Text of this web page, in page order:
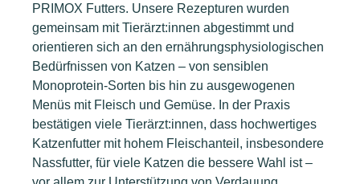
PRIMOX Futters. Unsere Rezepturen wurden
gemeinsam mit Tierärzt:innen abgestimmt und
orientieren sich an den ernährungsphysiologischen
Bedürfnissen von Katzen – von sensiblen
Monoprotein-Sorten bis hin zu ausgewogenen
Menüs mit Fleisch und Gemüse. In der Praxis
bestätigen viele Tierärzt:innen, dass hochwertiges
Katzenfutter mit hohem Fleischanteil, insbesondere
Nassfutter, für viele Katzen die bessere Wahl ist –